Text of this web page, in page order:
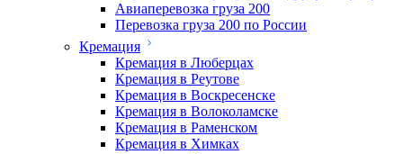
Авиаперевозка груза 200
Перевозка груза 200 по России
Кремация
Кремация в Люберцах
Кремация в Реутове
Кремация в Воскресенске
Кремация в Волоколамске
Кремация в Раменском
Кремация в Химках